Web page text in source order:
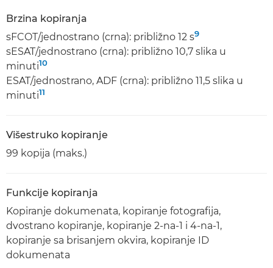
Brzina kopiranja
sFCOT/jednostrano (crna): približno 12 s9
sESAT/jednostrano (crna): približno 10,7 slika u
minuti10
ESAT/jednostrano, ADF (crna): približno 11,5 slika u
minuti11
Višestruko kopiranje
99 kopija (maks.)
Funkcije kopiranja
Kopiranje dokumenata, kopiranje fotografija,
dvostrano kopiranje, kopiranje 2-na-1 i 4-na-1,
kopiranje sa brisanjem okvira, kopiranje ID
dokumenata